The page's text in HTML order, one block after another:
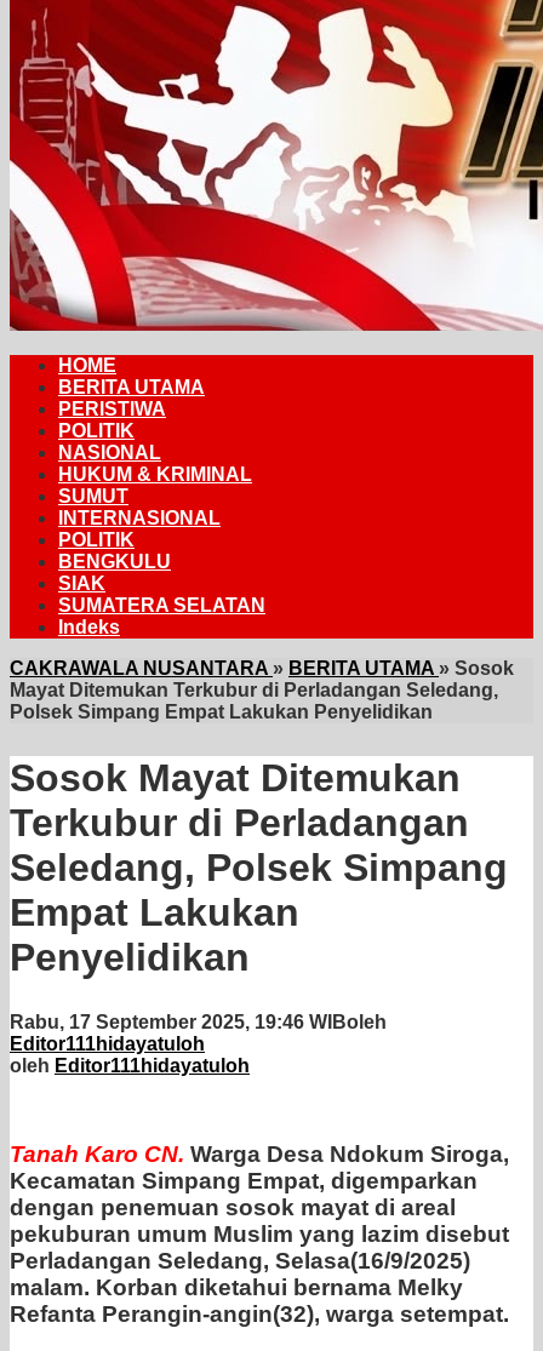
HOME
BERITA UTAMA
PERISTIWA
POLITIK
NASIONAL
HUKUM & KRIMINAL
SUMUT
INTERNASIONAL
POLITIK
BENGKULU
SIAK
SUMATERA SELATAN
Indeks
CAKRAWALA NUSANTARA » BERITA UTAMA » Sosok
Mayat Ditemukan Terkubur di Perladangan Seledang,
Polsek Simpang Empat Lakukan Penyelidikan
Sosok Mayat Ditemukan
Terkubur di Perladangan
Seledang, Polsek Simpang
Empat Lakukan
Penyelidikan
Rabu, 17 September 2025, 19:46 WIBoleh
Editor111hidayatuloh
oleh Editor111hidayatuloh
Tanah Karo CN. Warga Desa Ndokum Siroga,
Kecamatan Simpang Empat, digemparkan
dengan penemuan sosok mayat di areal
pekuburan umum Muslim yang lazim disebut
Perladangan Seledang, Selasa(16/9/2025)
malam. Korban diketahui bernama Melky
Refanta Perangin-angin(32), warga setempat.